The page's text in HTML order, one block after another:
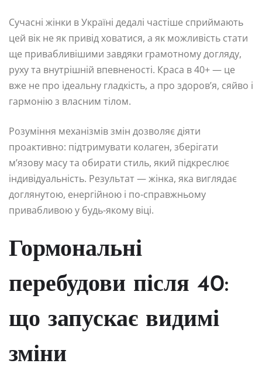
Сучасні жінки в Україні дедалі частіше сприймають
цей вік не як привід ховатися, а як можливість стати
ще привабливішими завдяки грамотному догляду,
руху та внутрішній впевненості. Краса в 40+ — це
вже не про ідеальну гладкість, а про здоров’я, сяйво і
гармонію з власним тілом.
Розуміння механізмів змін дозволяє діяти
проактивно: підтримувати колаген, зберігати
м’язову масу та обирати стиль, який підкреслює
індивідуальність. Результат — жінка, яка виглядає
доглянутою, енергійною і по-справжньому
привабливою у будь-якому віці.
Гормональні
перебудови після 40:
що запускає видимі
зміни